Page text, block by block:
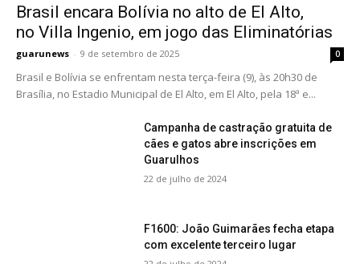
Brasil encara Bolívia no alto de El Alto,
no Villa Ingenio, em jogo das Eliminatórias
guarunews - 9 de setembro de 2025 0
Brasil e Bolívia se enfrentam nesta terça-feira (9), às 20h30 de
Brasília, no Estadio Municipal de El Alto, em El Alto, pela 18ª e...
Campanha de castração gratuita de
cães e gatos abre inscrições em
Guarulhos
22 de julho de 2024
F1600: João Guimarães fecha etapa
com excelente terceiro lugar